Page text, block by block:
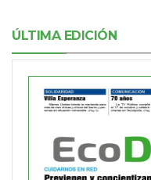
ÚLTIMA EDICIÓN